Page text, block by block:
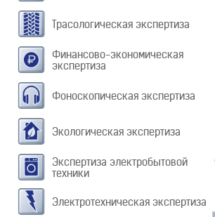
Трасологическая экспертиза
Финансово-экономическая
экспертиза
Фоноскопическая экспертиза
Экологическая экспертиза
Экспертиза электробытовой
техники
Электротехническая экспертиза